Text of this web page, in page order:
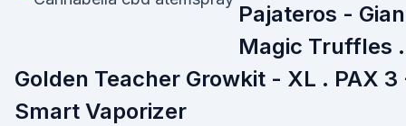
Pajateros -
Magic Truffles .
Golden Teacher Growkit - XL . PAX 3
Smart Vaporizer